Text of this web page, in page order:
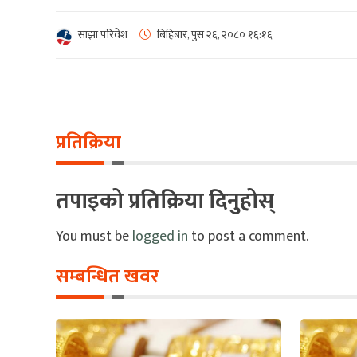
साझा परिवेश बिहिबार, पुस २६, २०८० १६:१६
प्रतिक्रिया
तपाइको प्रतिक्रिया दिनुहोस्
You must belogged in to post a comment.
सम्बन्धित खवर